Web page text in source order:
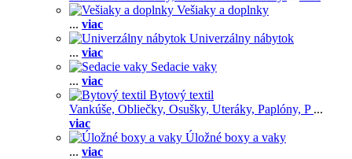
Vešiaky a doplnky
... viac
Univerzálny nábytok
... viac
Sedacie vaky
... viac
Bytový textil
Vankúše, Obliečky, Osušky, Uteráky, Paplóny, P ...
viac
Úložné boxy a vaky
... viac